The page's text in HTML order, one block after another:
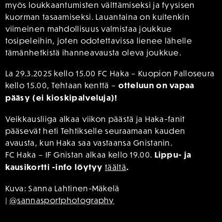
myös loukkaantumisten välttämiseksi ja fyysisen
kuorman tasaamiseksi. Lauantaina on kuitenkin
viimeinen mahdollisuus valmistaa joukkue
tosipeleihin, joten odotettavissa lienee lähelle
tämänhetkistä ihanneavausta oleva joukkue.
La 29.3.2025 kello 15.00 FC Haka – Kuopion Palloseura
kello 15.00, Tehtaan kenttä – otteluun on vapaa
pääsy (ei kioskipalveluja)!
Veikkausliiga alkaa viikon päästä ja Haka-fanit
pääsevät heti Tehtikselle seuraamaan kauden
avausta, kun Haka saa vastaansa Gnistanin.
FC Haka – IF Gnistan alkaa kello 19.00. Lippu- ja
kausikortti -info löytyytäältä.
Kuva: Sanna Lahtinen-Mäkelä
|@sannasportphotography